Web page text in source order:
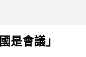
是會議」